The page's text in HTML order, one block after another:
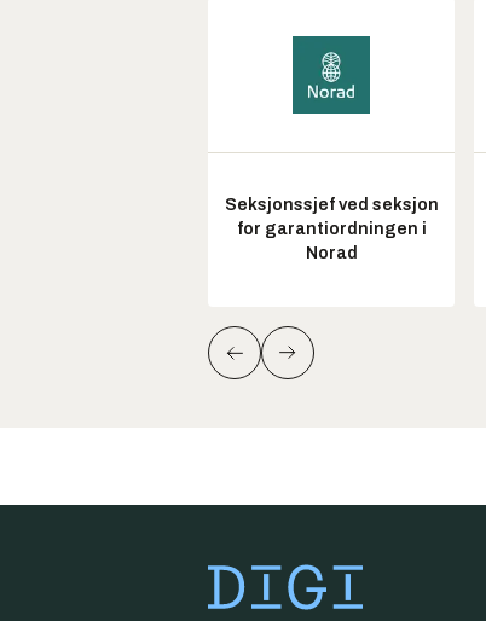
Seksjonssjef ved seksjon
for garantiordningen i
Norad